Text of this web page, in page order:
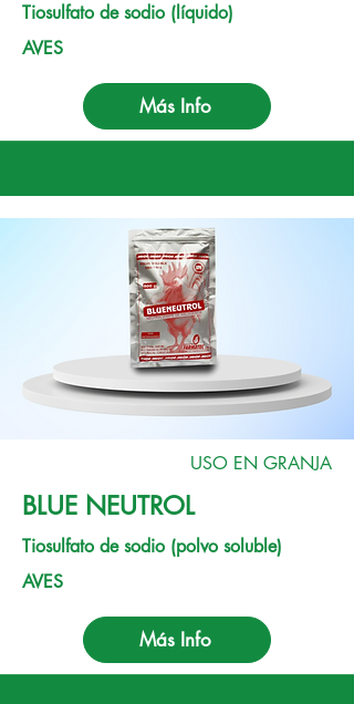
Tiosulfato de sodio (líquido)
AVES
Más Info
USO EN GRANJA
BLUE NEUTROL
Tiosulfato de sodio (polvo soluble)
AVES
Más Info